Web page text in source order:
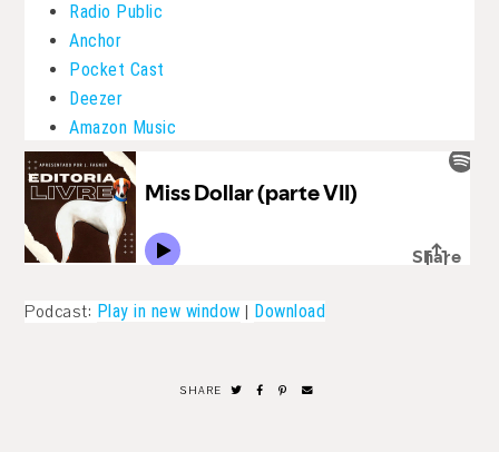
Radio Public
Anchor
Pocket Cast
Deezer
Amazon Music
Podcast: Play in new window | Download
SHARE